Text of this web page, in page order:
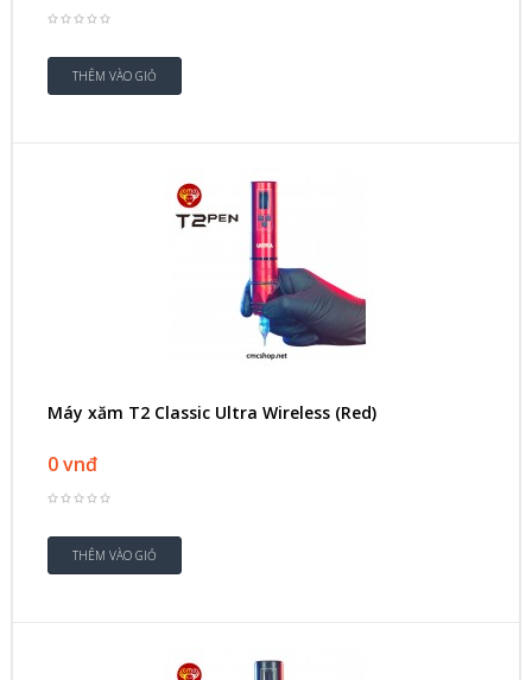
Máy xăm T2 Classic Ultra Wireless (Red)
0 vnđ